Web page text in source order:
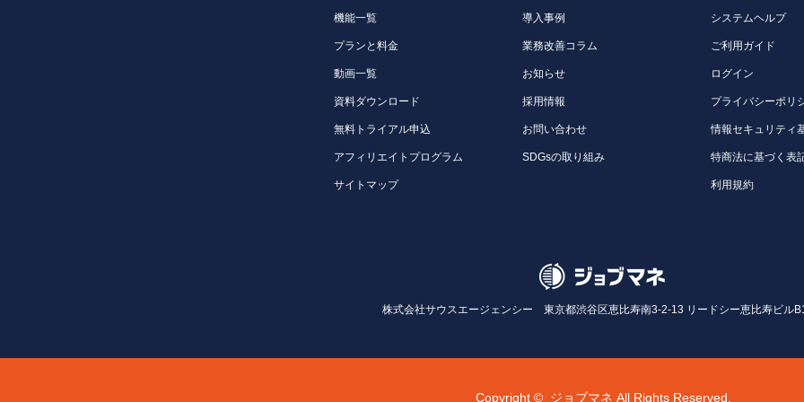
機能一覧
プランと料金
動画一覧
資料ダウンロード
無料トライアル申込
アフィリエイトプログラム
サイトマップ
導入事例
業務改善コラム
お知らせ
採用情報
お問い合わせ
SDGsの取り組み
システムヘルプ
ご利用ガイド
ログイン
プライバシーポリ
情報セキュリティ
特商法に基づく表
利用規約
株式会社サウスエージェンシー 東京都渋谷区恵比寿南3-2-13 リードシー恵比寿ビル
Copyright © ジョブマネ All Rights Reserved.